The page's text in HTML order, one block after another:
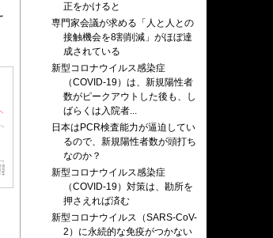
正をかけると
専門家会議が求める「人と人との
接触機会を8割削減」がほぼ達
成されている
新型コロナウイルス感染症
（COVID-19）は、新規陽性者
数がピークアウトした後も、し
ばらくは入院者...
日本はPCR検査能力が逼迫してい
るので、新規陽性者数が頭打ち
なのか？
新型コロナウイルス感染症
（COVID-19）対策は、勘所を
押さえれば済む
新型コロナウイルス（SARS-CoV-
2）に永続的な免疫がつかない